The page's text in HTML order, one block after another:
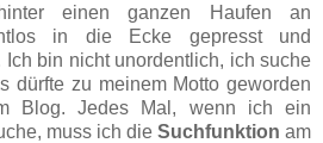
einen ganzen Haufen an
in die Ecke gepresst und
Ich bin nicht unordentlich, ich suche
dürfte zu meinem Motto geworden
Blog. Jedes Mal, wenn ich ein
muss ich die Suchfunktion am